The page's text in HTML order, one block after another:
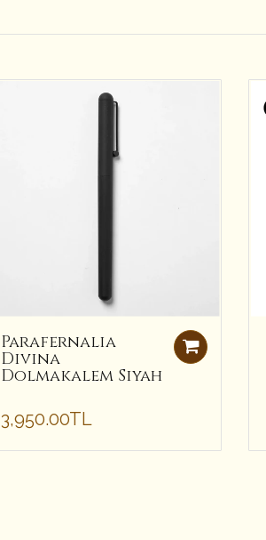
Parafernalia
Divina
Dolmakalem Siyah
3,950.00TL